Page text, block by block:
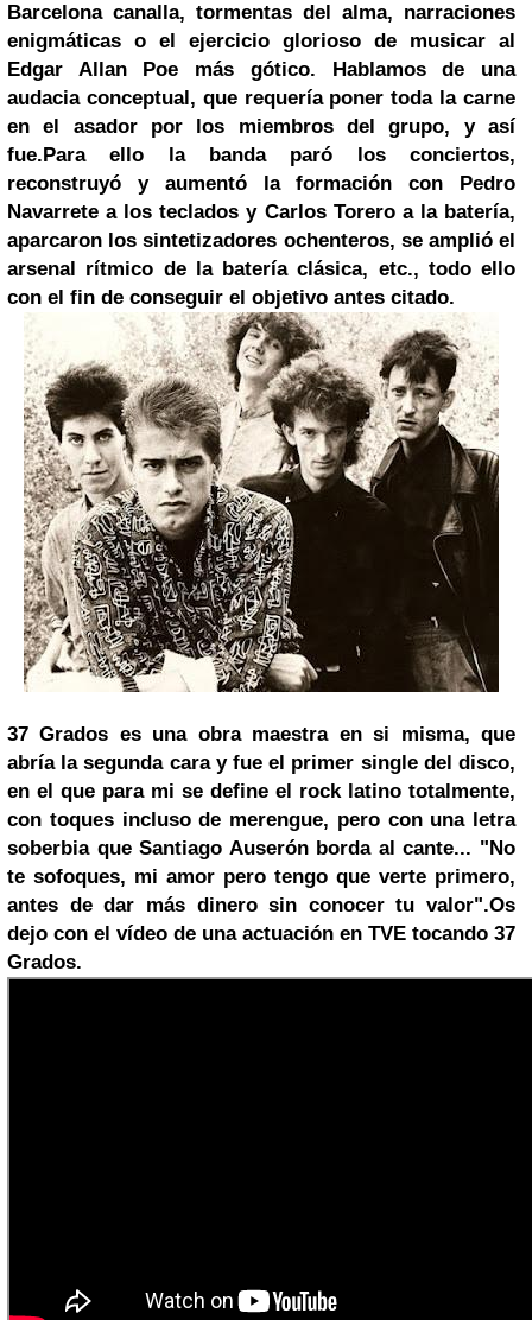
Barcelona canalla, tormentas del alma, narraciones
enigmáticas o el ejercicio glorioso de musicar al
Edgar Allan Poe más gótico. Hablamos de una
audacia conceptual, que requería poner toda la carne
en el asador por los miembros del grupo, y así
fue.Para ello la banda paró los conciertos,
reconstruyó y aumentó la formación con Pedro
Navarrete a los teclados y Carlos Torero a la batería,
aparcaron los sintetizadores ochenteros, se amplió el
arsenal rítmico de la batería clásica, etc., todo ello
con el fin de conseguir el objetivo antes citado.
37 Grados es una obra maestra en si misma, que
abría la segunda cara y fue el primer single del disco,
en el que para mi se define el rock latino totalmente,
con toques incluso de merengue, pero con una letra
soberbia que Santiago Auserón borda al cante... "No
te sofoques, mi amor pero tengo que verte primero,
antes de dar más dinero sin conocer tu valor".Os
dejo con el vídeo de una actuación en TVE tocando 37
Grados.